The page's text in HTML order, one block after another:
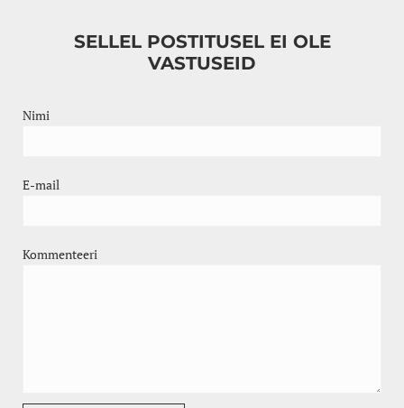
SELLEL POSTITUSEL EI OLE
VASTUSEID
Nimi
E-mail
Kommenteeri